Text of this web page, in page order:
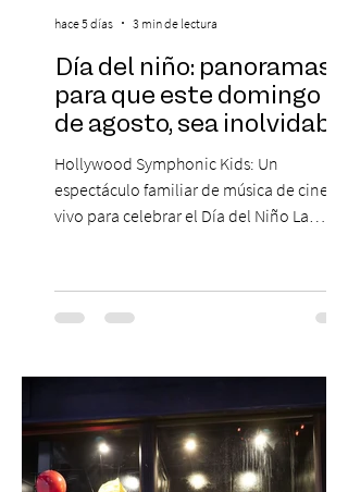
Día del niño: panoramas
para que este domingo 09
de agosto, sea inolvidable
Hollywood Symphonic Kids: Un
espectáculo familiar de música de cine en
vivo para celebrar el Día del Niño La
musical única e inolvidable con motivo del
Día del Niño. El espectáculo Hollywood
de todos los tiempos en un concierto en
sinfónica en pleno, coro y una
sorprendente puesta en escena pensada
especialmente pa
hace 5 días 3 min de lectura